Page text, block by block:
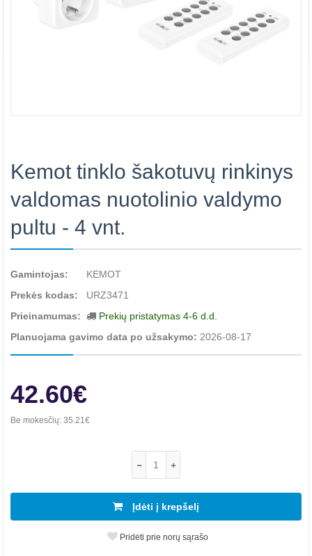
Kemot tinklo šakotuvų rinkinys
valdomas nuotolinio valdymo
pultu - 4 vnt.
Gamintojas:
KEMOT
Prekės kodas:
URZ3471
Prieinamumas:
Prekių pristatymas 4-6 d.d.
Planuojama gavimo data po užsakymo: 2026-08-17
42.60€
Be mokesčių: 35.21€
Įdėti į krepšelį
Pridėti prie norų sąrašo